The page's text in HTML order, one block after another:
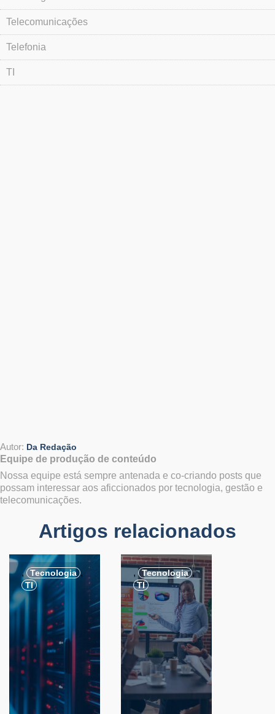
Telecomunicações
Telefonia
TI
Autor: Da Redação
Equipe de produção de conteúdo
Nossa equipe está sempre antenada e co-criando posts que
possam interessar aos aficcionados por tecnologia, gestão e
telecomunicações.
Artigos relacionados
, Tecnologia ,
TI
, Tecnologia ,
TI